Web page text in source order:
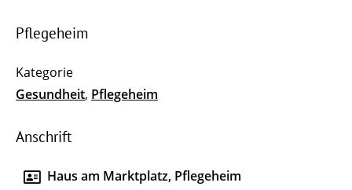
Pflegeheim
Gesundheit, Pflegeheim
Anschrift
Haus am Marktplatz, Pflegeheim